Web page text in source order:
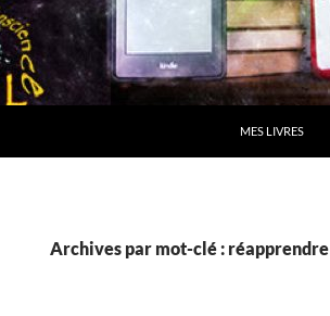
MES LIVRES
Archives par mot-clé : réapprendre